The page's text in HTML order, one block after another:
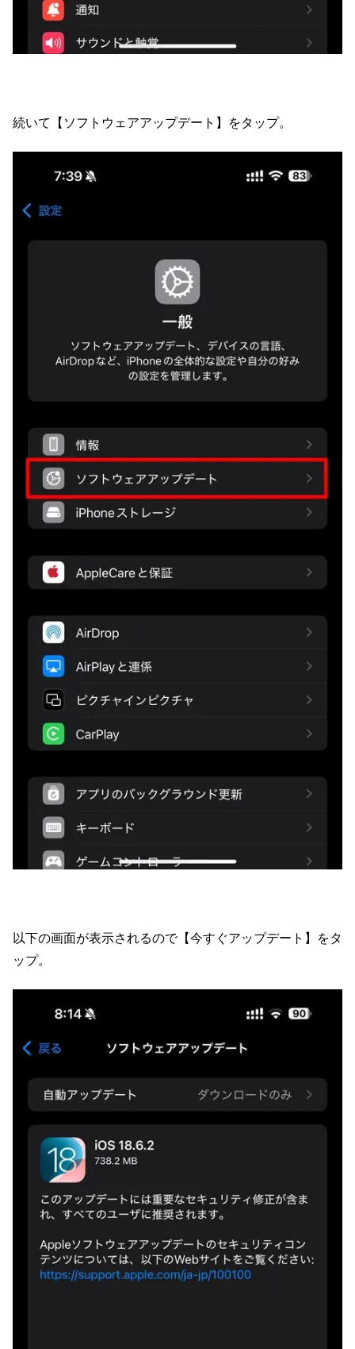
続いて【ソフトウェアアップデート】をタップ。
以下の画面が表示されるので【今すぐアップデート】をタ
ップ。